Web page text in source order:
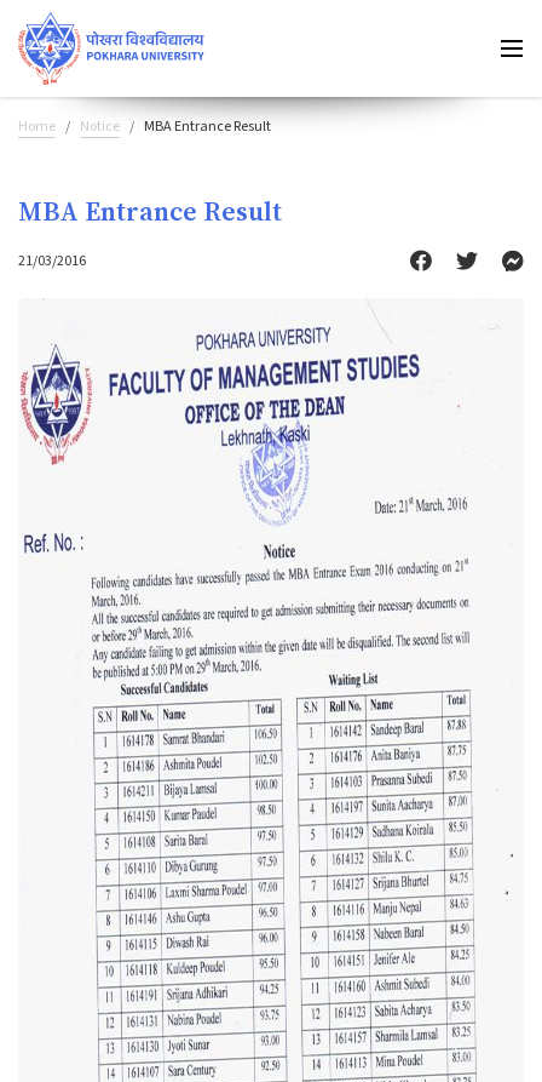
Home Notice MBA Entrance Result
MBA Entrance Result
21/03/2016